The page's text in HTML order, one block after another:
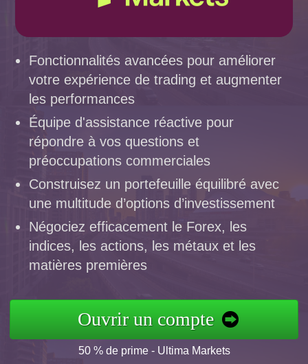
Fonctionnalités avancées pour améliorer
votre expérience de trading et augmenter
les performances
Équipe d'assistance réactive pour
répondre à vos questions et
préoccupations commerciales
Construisez un portefeuille équilibré avec
une multitude d’options d’investissement
Négociez efficacement le Forex, les
indices, les actions, les métaux et les
matières premières
Ouvrir un compte
50 % de prime - Ultima Markets